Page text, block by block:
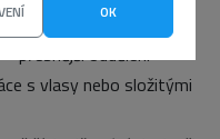
OK
– přesnější oddělení
s vlasy nebo složitými